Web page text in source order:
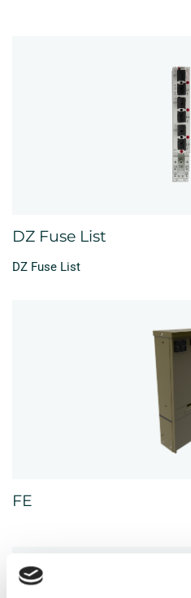
DZ Fuse List
DZ Fuse List
FE